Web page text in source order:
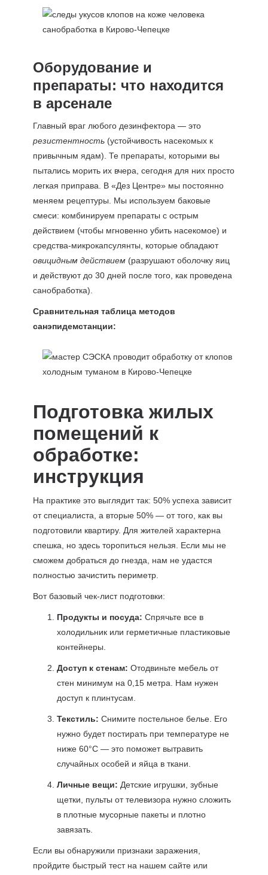
Оборудование и
препараты: что находится
в арсенале
Главный враг любого дезинфектора — это
резистентность(устойчивость насекомых к
привычным ядам). Те препараты, которыми вы
пытались морить их вчера, сегодня для них просто
легкая приправа. В «Дез Центре» мы постоянно
меняем рецептуры. Мы используем баковые
смеси: комбинируем препараты с острым
действием (чтобы мгновенно убить насекомое) и
средства-микрокапсулянты, которые обладают
овицидным действием(разрушают оболочку яиц
и действуют до 30 дней после того, как проведена
санобработка).
Сравнительная таблица методов
санэпидемстанции:
Подготовка жилых
помещений к
обработке:
инструкция
На практике это выглядит так: 50% успеха зависит
от специалиста, а вторые 50% — от того, как вы
подготовили квартиру. Для жителей характерна
спешка, но здесь торопиться нельзя. Если мы не
сможем добраться до гнезда, нам не удастся
полностью зачистить периметр.
Вот базовый чек-лист подготовки:
Продукты и посуда: Спрячьте все в
холодильник или герметичные пластиковые
контейнеры.
Доступ к стенам: Отодвиньте мебель от
стен минимум на 0,15 метра. Нам нужен
доступ к плинтусам.
Текстиль: Снимите постельное белье. Его
нужно будет постирать при температуре не
ниже 60°C — это поможет вытравить
случайных особей и яйца в ткани.
Личные вещи: Детские игрушки, зубные
щетки, пульты от телевизора нужно сложить
в плотные мусорные пакеты и плотно
завязать.
Если вы обнаружили признаки заражения,
пройдите быстрый тест на нашем сайте или